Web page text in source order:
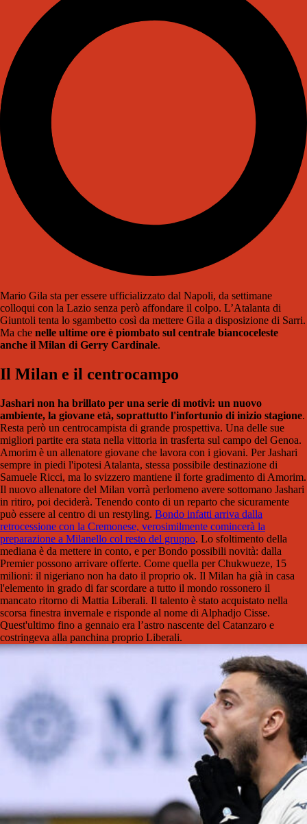
Mario Gila sta per essere ufficializzato dal Napoli, da settimane
colloqui con la Lazio senza però affondare il colpo. L’Atalanta di
Giuntoli tenta lo sgambetto così da mettere Gila a disposizione di Sarri.
Ma che nelle ultime ore è piombato sul centrale biancoceleste
anche il Milan di Gerry Cardinale.
Il Milan e il centrocampo
Jashari non ha brillato per una serie di motivi: un nuovo
ambiente, la giovane età, soprattutto l'infortunio di inizio stagione.
Resta però un centrocampista di grande prospettiva. Una delle sue
migliori partite era stata nella vittoria in trasferta sul campo del Genoa.
Amorim è un allenatore giovane che lavora con i giovani. Per Jashari
sempre in piedi l'ipotesi Atalanta, stessa possibile destinazione di
Samuele Ricci, ma lo svizzero mantiene il forte gradimento di Amorim.
Il nuovo allenatore del Milan vorrà perlomeno avere sottomano Jashari
in ritiro, poi deciderà. Tenendo conto di un reparto che sicuramente
può essere al centro di un restyling. Bondo infatti arriva dalla
retrocessione con la Cremonese, verosimilmente comincerà la
preparazione a Milanello col resto del gruppo. Lo sfoltimento della
mediana è da mettere in conto, e per Bondo possibili novità: dalla
Premier possono arrivare offerte. Come quella per Chukwueze, 15
milioni: il nigeriano non ha dato il proprio ok. Il Milan ha già in casa
l'elemento in grado di far scordare a tutto il mondo rossonero il
mancato ritorno di Mattia Liberali. Il talento è stato acquistato nella
scorsa finestra invernale e risponde al nome di Alphadjo Cisse.
Quest'ultimo fino a gennaio era l’astro nascente del Catanzaro e
costringeva alla panchina proprio Liberali.